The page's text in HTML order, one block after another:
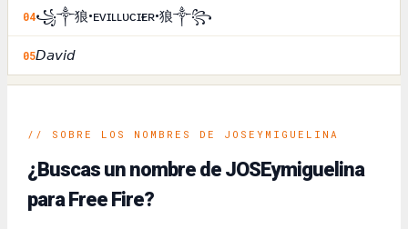
04꧁༒狼•ᴇᴠɪʟㅤʟᴜᴄɪғᴇʀ•狼༒꧂
05𝘋𝘢𝘷𝘪𝘥
// SOBRE LOS NOMBRES DE JOSEYMIGUELINA
¿Buscas un nombre de JOSEymiguelina
para Free Fire?